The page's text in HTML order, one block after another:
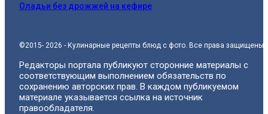
Оладьи без дрожжей на кефире
©2015- 2026 - Кулинарные рецепты блюд с фото. Все права защищены.
Редакторы портала публикуют сторонние материалы с
соответствующим выполнением обязательств по
сохранению авторских прав. В каждом публикуемом
материале указывается ссылка на источник
правообладателя.